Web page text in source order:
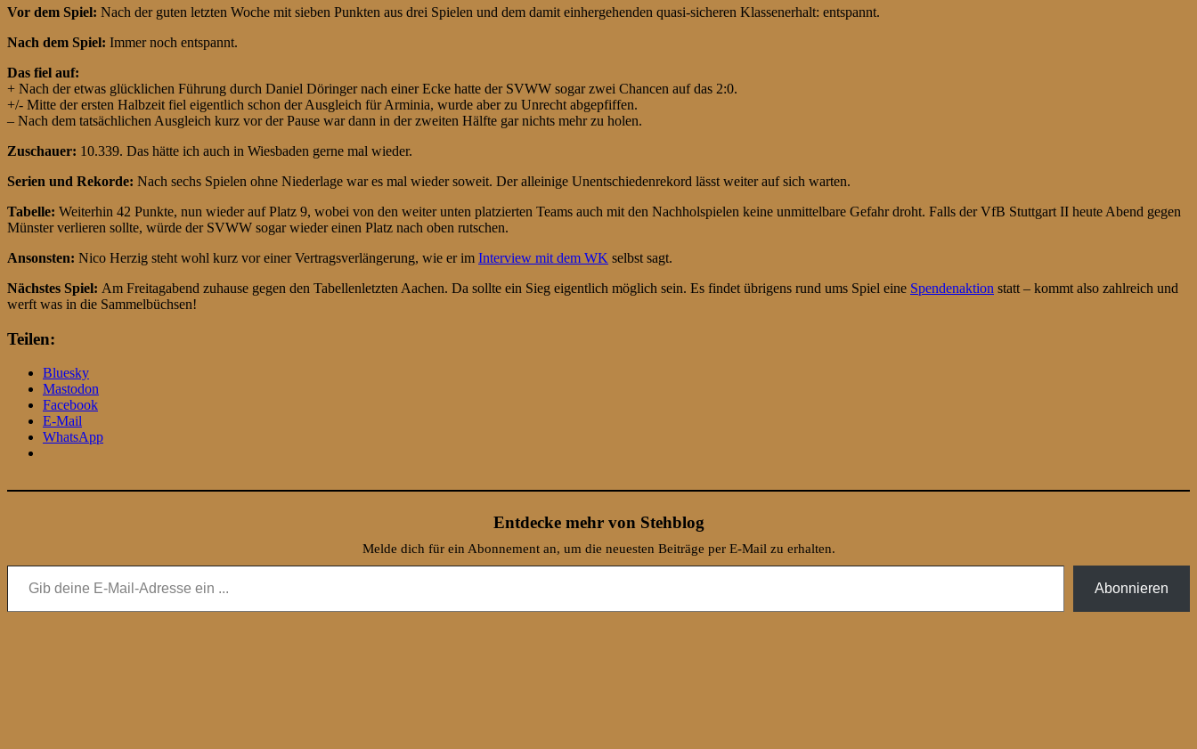
Vor dem Spiel: Nach der guten letzten Woche mit sieben Punkten aus drei Spielen und dem damit einhergehenden quasi-sicheren Klassenerhalt: entspannt.
Nach dem Spiel: Immer noch entspannt.
Das fiel auf:
+ Nach der etwas glücklichen Führung durch Daniel Döringer nach einer Ecke hatte der SVWW sogar zwei Chancen auf das 2:0.
+/- Mitte der ersten Halbzeit fiel eigentlich schon der Ausgleich für Arminia, wurde aber zu Unrecht abgepfiffen.
– Nach dem tatsächlichen Ausgleich kurz vor der Pause war dann in der zweiten Hälfte gar nichts mehr zu holen.
Zuschauer: 10.339. Das hätte ich auch in Wiesbaden gerne mal wieder.
Serien und Rekorde: Nach sechs Spielen ohne Niederlage war es mal wieder soweit. Der alleinige Unentschiedenrekord lässt weiter auf sich warten.
Tabelle: Weiterhin 42 Punkte, nun wieder auf Platz 9, wobei von den weiter unten platzierten Teams auch mit den Nachholspielen keine unmittelbare Gefahr droht. Falls der VfB Stuttgart II heute Abend gegen
Münster verlieren sollte, würde der SVWW sogar wieder einen Platz nach oben rutschen.
Ansonsten: Nico Herzig steht wohl kurz vor einer Vertragsverlängerung, wie er im Interview mit dem WK selbst sagt.
Nächstes Spiel: Am Freitagabend zuhause gegen den Tabellenletzten Aachen. Da sollte ein Sieg eigentlich möglich sein. Es findet übrigens rund ums Spiel eine Spendenaktion statt – kommt also zahlreich und
werft was in die Sammelbüchsen!
Teilen:
Bluesky
Mastodon
Facebook
E-Mail
WhatsApp
Entdecke mehr von Stehblog
Melde dich für ein Abonnement an, um die neuesten Beiträge per E-Mail zu erhalten.
Gib deine E-Mail-Adresse ein ...
Abonnieren